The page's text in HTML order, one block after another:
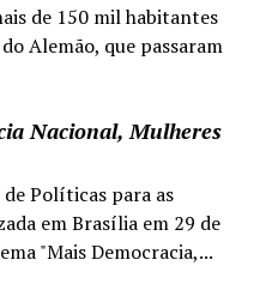
de 150 mil habitantes
Alemão, que passaram
Nacional, Mulheres
Políticas para as
em Brasília em 29 de
"Mais Democracia,...